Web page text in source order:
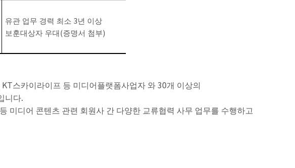
유관 업무 경력 최소3년 이상
보훈대상자 우대 (증명서 첨부)
KT스카이라이프 등 미디어플랫폼사업자 와 30개 이상의
니다.
미디어 콘텐츠 관련 회원사 간 다양한 교류협력 사무 업무를 수행하고